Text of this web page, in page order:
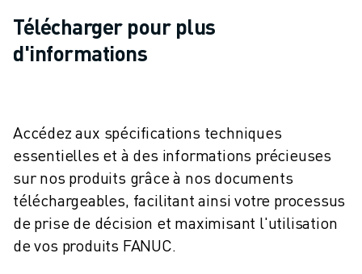
FAÇONNEZ VOTRE AVENIR AVEC FANUC
REJOIGNEZ-NOUS
IMPRESSION
Télécharger pour plus
d'informations
Accédez aux spécifications techniques
essentielles et à des informations précieuses
sur nos produits grâce à nos documents
téléchargeables, facilitant ainsi votre processus
de prise de décision et maximisant l'utilisation
de vos produits FANUC.